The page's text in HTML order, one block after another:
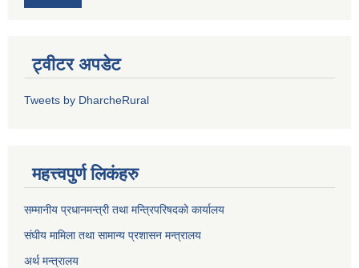
ट्वीटर अपडेट
Tweets by DharcheRural
महत्त्वपुर्ण लिकंहरु
सम्मानीय प्रधानमन्त्री तथा मन्त्रिपरिषदको कार्यालय
संघीय मामिला तथा सामान्य प्रशासन मन्त्रालय
अर्थ मन्त्रालय